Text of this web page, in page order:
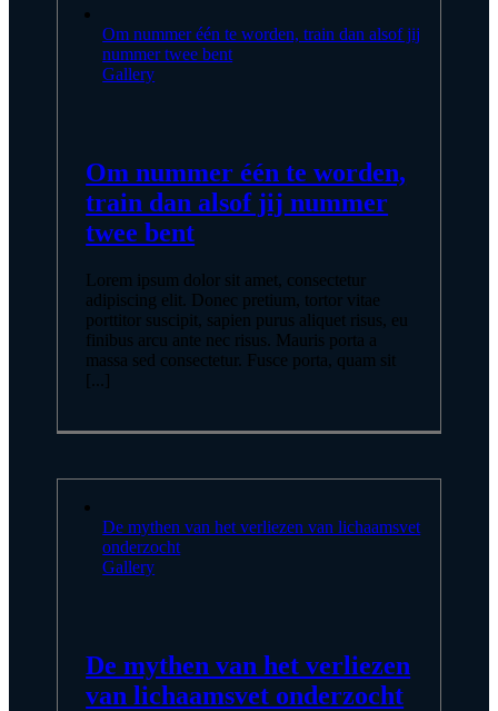
Om nummer één te worden, train dan alsof jij
nummer twee bent
Gallery
Om nummer één te worden,
train dan alsof jij nummer
twee bent
Lorem ipsum dolor sit amet, consectetur
adipiscing elit. Donec pretium, tortor vitae
porttitor suscipit, sapien purus aliquet risus, eu
finibus arcu ante nec risus. Mauris porta a
massa sed consectetur. Fusce porta, quam sit
[...]
De mythen van het verliezen van lichaamsvet
onderzocht
Gallery
De mythen van het verliezen
van lichaamsvet onderzocht